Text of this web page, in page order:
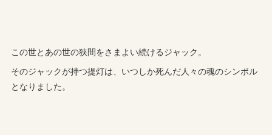
この世とあの世の狭間をさまよい続けるジャック。
そのジャックが持つ提灯は、いつしか死んだ人々の魂のシンボル
となりました。